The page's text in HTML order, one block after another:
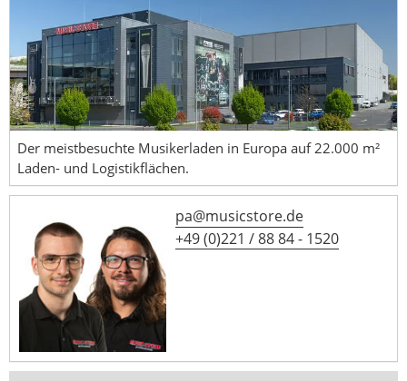
Der meistbesuchte Musikerladen in Europa auf 22.000 m²
Laden- und Logistikflächen.
pa@musicstore.de
+49 (0)221 / 88 84 - 1520